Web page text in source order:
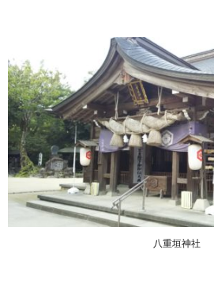
八重垣神社